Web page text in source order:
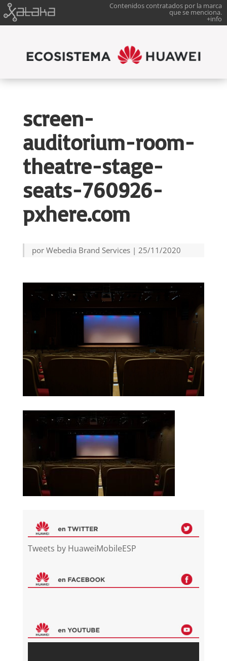
Contenidos contratados por la marca
que se menciona.
+info
screen-
auditorium-room-
theatre-stage-
seats-760926-
pxhere.com
por Webedia Brand Services| 25/11/2020
Tweets by HuaweiMobileESP